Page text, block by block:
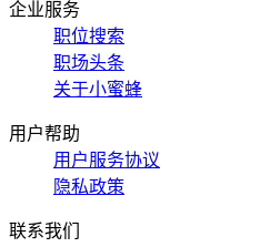
企业服务
职位搜索
职场头条
关于小蜜蜂
用户帮助
用户服务协议
隐私政策
联系我们